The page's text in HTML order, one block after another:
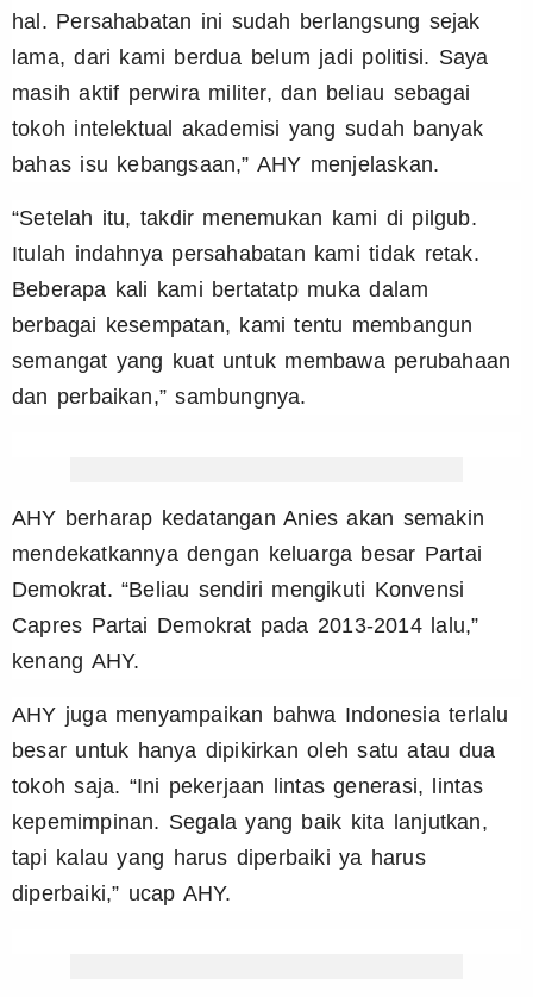
hal. Persahabatan ini sudah berlangsung sejak
lama, dari kami berdua belum jadi politisi. Saya
masih aktif perwira militer, dan beliau sebagai
tokoh intelektual akademisi yang sudah banyak
bahas isu kebangsaan,” AHY menjelaskan.
“Setelah itu, takdir menemukan kami di pilgub.
Itulah indahnya persahabatan kami tidak retak.
Beberapa kali kami bertatatp muka dalam
berbagai kesempatan, kami tentu membangun
semangat yang kuat untuk membawa perubahaan
dan perbaikan,” sambungnya.
AHY berharap kedatangan Anies akan semakin
mendekatkannya dengan keluarga besar Partai
Demokrat. “Beliau sendiri mengikuti Konvensi
Capres Partai Demokrat pada 2013-2014 lalu,”
kenang AHY.
AHY juga menyampaikan bahwa Indonesia terlalu
besar untuk hanya dipikirkan oleh satu atau dua
tokoh saja. “Ini pekerjaan lintas generasi, lintas
kepemimpinan. Segala yang baik kita lanjutkan,
tapi kalau yang harus diperbaiki ya harus
diperbaiki,” ucap AHY.